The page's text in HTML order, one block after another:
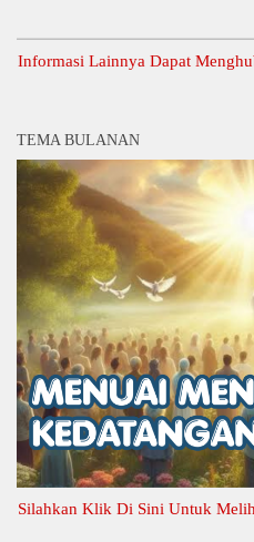
Lainnya Dapat Menghubungi
TEMA BULANAN
Klik Di Sini Untuk Melihat